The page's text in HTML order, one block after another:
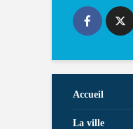
Accueil
La ville